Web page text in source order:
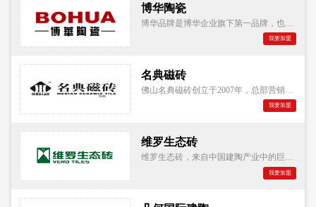
博华陶瓷
我要加盟
名典磁砖
佛山名典磁砖创立于2007年，总部营销中心设立在佛山石湾镇，展示面积达一万多平方米，是佛山地区最大的陶瓷展厅之一。公司实力雄厚，营销网络遍布全球，是一家超大规模的现代化综合建陶航母级生产企业。
我要加盟
维罗生态砖
维罗生态砖，来自中国建陶产业中的巨头企业，一个影响着中国建陶产业文明的品牌巨擎，佛山市阳光陶瓷有限公司。从2002年开始，一股强大的建陶文化推动力在阳光陶瓷身上蔓延成长，从未停止，十年风雨
我要加盟